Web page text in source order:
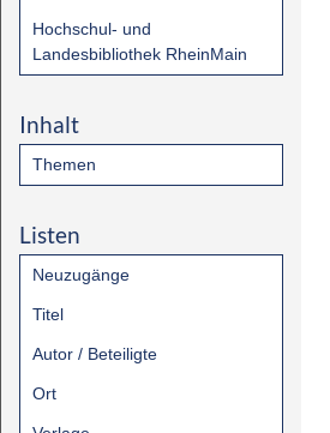
Hochschul- und
Landesbibliothek RheinMain
Inhalt
Themen
Listen
Neuzugänge
Titel
Autor / Beteiligte
Ort